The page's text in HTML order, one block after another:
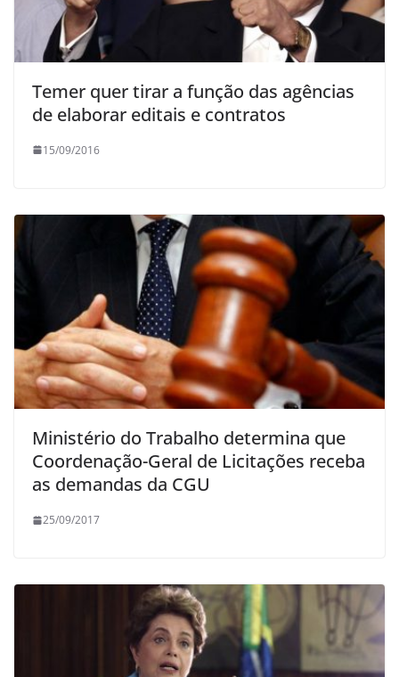
Temer quer tirar a função das agências
de elaborar editais e contratos
15/09/2016
Ministério do Trabalho determina que
Coordenação-Geral de Licitações receba
as demandas da CGU
25/09/2017